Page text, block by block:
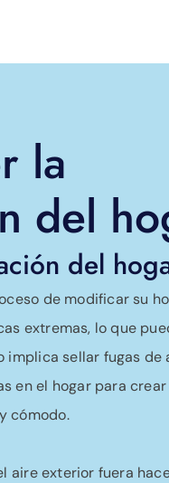
la
del
del
de modificar su
extremas, lo que
implica sellar fugas de
en el hogar para crear
cómodo.
aire exterior fuera